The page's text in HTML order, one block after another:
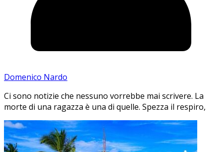
Domenico Nardo
Ci sono notizie che nessuno vorrebbe mai scrivere. La
morte di una ragazza è una di quelle. Spezza il respiro,